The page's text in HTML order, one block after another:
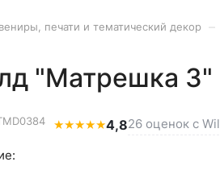
печати и тематический декор
"Матрешка 3"
★★★★★4,826 оценок с